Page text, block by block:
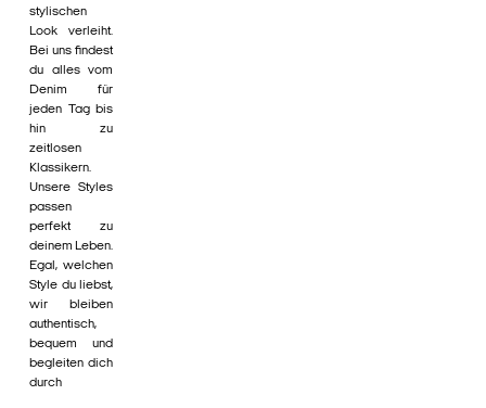
stylischen
Look verleiht.
Bei uns findest
du alles vom
Denim für
jeden Tag bis
hin zu
zeitlosen
Klassikern.
Unsere Styles
passen
perfekt zu
deinem Leben.
Egal, welchen
Style du liebst,
wir bleiben
authentisch,
bequem und
begleiten dich
durch